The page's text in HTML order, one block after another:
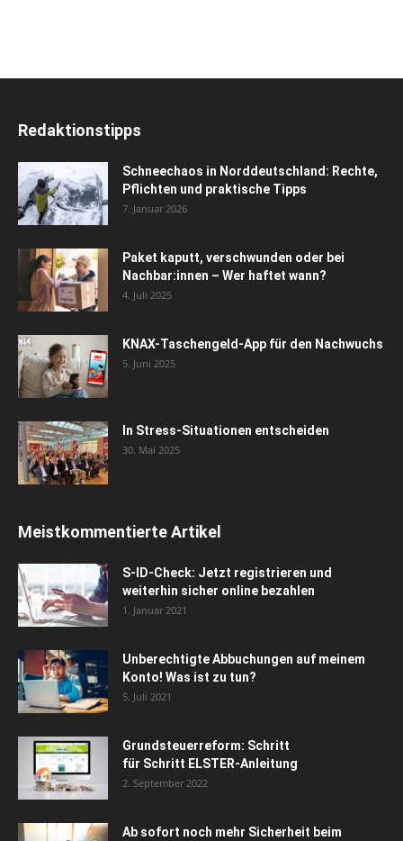
Redaktionstipps
Schneechaos in Norddeutschland: Rechte,
Pflichten und praktische Tipps
7. Januar 2026
Paket kaputt, verschwunden oder bei
Nachbar:innen – Wer haftet wann?
4. Juli 2025
KNAX-Taschengeld-App für den Nachwuchs
5. Juni 2025
In Stress-Situationen entscheiden
30. Mai 2025
Meistkommentierte Artikel
S-ID-Check: Jetzt registrieren und
weiterhin sicher online bezahlen
1. Januar 2021
Unberechtigte Abbuchungen auf meinem
Konto! Was ist zu tun?
5. Juli 2021
Grundsteuerreform: Schritt
für Schritt ELSTER-Anleitung
2. September 2022
Ab sofort noch mehr Sicherheit beim